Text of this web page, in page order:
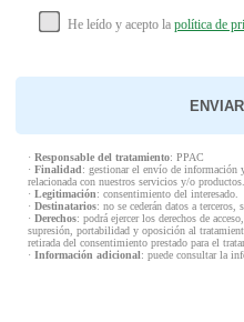
He leído y acepto la política de
· Responsable del tratamiento: PPAC
· Finalidad: gestionar el envío de información
relacionada con nuestros servicios y/o productos.
· Legitimación: consentimiento del interesado.
· Destinatarios: no se cederán datos a terceros,
· Derechos: podrá ejercer los derechos de
supresión, portabilidad y oposición al
retirada del consentimiento prestado para el
· Información adicional: puede consultar la